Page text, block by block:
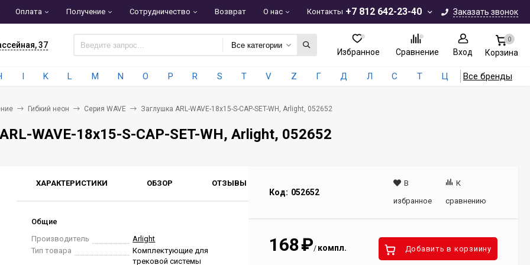
+7 812 642-23-40 Заказать звонок
Оплата Получение Сотрудничество Возврат О нас Контакты
37 Все категории
Избранное Сравнение Вход
0
Корзина
I K L M N O P R S T V Z Г Д Л С Т Ц Все бренды
Гибкий неон Серия WAVE Заглушка ARL-WAVE-18x15-S-CAP-SET-WH, Arlight, 052652
WAVE-18x15-S-CAP-SET-WH, Arlight, 052652
ХАРАКТЕРИСТИКИ ОБЗОР ОТЗЫВЫ
Общие
Производитель
Arlight
Тип товара
Комплектующие для
трековой системы
Код: 052652
В
избранное
К
сравнению
168₽/ компл. Добавить в корзиину